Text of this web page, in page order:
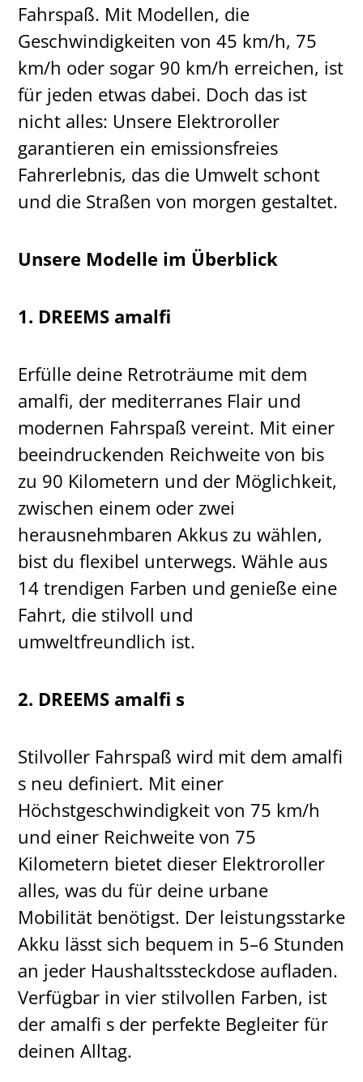
Fahrspaß. Mit Modellen, die
Geschwindigkeiten von 45 km/h, 75
km/h oder sogar 90 km/h erreichen, ist
für jeden etwas dabei. Doch das ist
nicht alles: Unsere Elektroroller
garantieren ein emissionsfreies
Fahrerlebnis, das die Umwelt schont
und die Straßen von morgen gestaltet.
Unsere Modelle im Überblick
1. DREEMS amalfi
Erfülle deine Retroträume mit dem
amalfi, der mediterranes Flair und
modernen Fahrspaß vereint. Mit einer
beeindruckenden Reichweite von bis
zu 90 Kilometern und der Möglichkeit,
zwischen einem oder zwei
herausnehmbaren Akkus zu wählen,
bist du flexibel unterwegs. Wähle aus
14 trendigen Farben und genieße eine
Fahrt, die stilvoll und
umweltfreundlich ist.
2. DREEMS amalfi s
Stilvoller Fahrspaß wird mit dem amalfi
s neu definiert. Mit einer
Höchstgeschwindigkeit von 75 km/h
und einer Reichweite von 75
Kilometern bietet dieser Elektroroller
alles, was du für deine urbane
Mobilität benötigst. Der leistungsstarke
Akku lässt sich bequem in 5–6 Stunden
an jeder Haushaltssteckdose aufladen.
Verfügbar in vier stilvollen Farben, ist
der amalfi s der perfekte Begleiter für
deinen Alltag.